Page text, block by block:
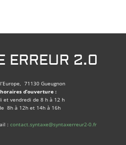
ERREUR 2.0
71130 Gueugnon
d’ouverture :
et vendredi de 8 h à 12 h
8h à 12h et 14h à 16h
: contact.syntaxe@syntaxerreur2-0.fr